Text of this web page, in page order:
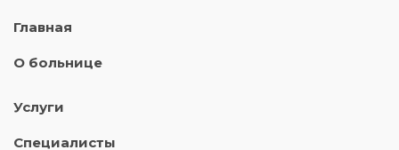
Главная
О больнице
Услуги
Специалисты